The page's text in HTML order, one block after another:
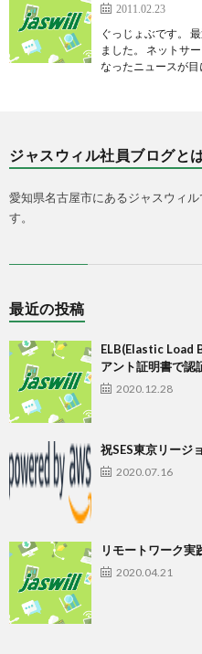
2011.02.23
ぐっじょぶです。
ました。 ネットサ
なったニュースが
ジャスウィル社員ブログと
愛知県名古屋市にあるジャスウィ
す。
最近の投稿
ELB(Elastic Load
アント証明書で認
2020.12.28
祝SES東京リージ
2020.07.16
リモートワーク実
2020.04.21